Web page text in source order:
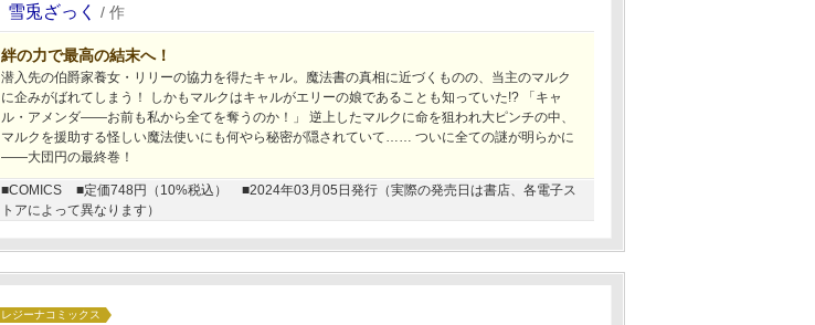
雪兎ざっく / 作
絆の力で最高の結末へ！
潜入先の伯爵家養女・リリーの協力を得たキャル。魔法書の真相に近づくものの、当主のマルク
に企みがばれてしまう！ しかもマルクはキャルがエリーの娘であることも知っていた!? 「キャ
ル・アメンダ――お前も私から全てを奪うのか！」 逆上したマルクに命を狙われ大ピンチの中、
マルクを援助する怪しい魔法使いにも何やら秘密が隠されていて…… ついに全ての謎が明らかに
――大団円の最終巻！
■COMICS ■定価748円（10%税込）
■2024年03月05日発行（実際の発売日は書店、各電子ス
トアによって異なります）
レジーナコミックス